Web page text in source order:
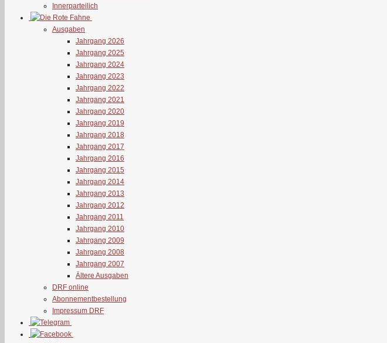
Innerparteilich
Ausgaben
Jahrgang 2026
Jahrgang 2025
Jahrgang 2024
Jahrgang 2023
Jahrgang 2022
Jahrgang 2021
Jahrgang 2020
Jahrgang 2019
Jahrgang 2018
Jahrgang 2017
Jahrgang 2016
Jahrgang 2015
Jahrgang 2014
Jahrgang 2013
Jahrgang 2012
Jahrgang 2011
Jahrgang 2010
Jahrgang 2009
Jahrgang 2008
Jahrgang 2007
Ältere Ausgaben
DRF online
Abonnementbestellung
Impressum DRF